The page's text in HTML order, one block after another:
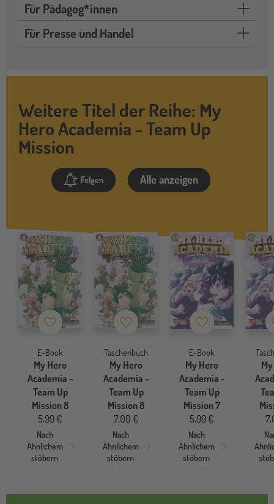
Für Pädagog*innen
Für Presse und Handel
Weitere Titel der Reihe: My
Hero Academia - Team Up
Mission
Folgen Alle anzeigen
Merkzettel
E-Book
My Hero
Academia -
Team Up
Mission 8
5,99 €
Nach
Ähnlichem
stöbern
Merkzettel
Taschenbuch
My Hero
Academia -
Team Up
Mission 8
7,00 €
Nach
Ähnlichem
stöbern
Merkzettel
E-Book
My Hero
Academia -
Team Up
Mission 7
5,99 €
Nach
Ähnlichem
stöbern